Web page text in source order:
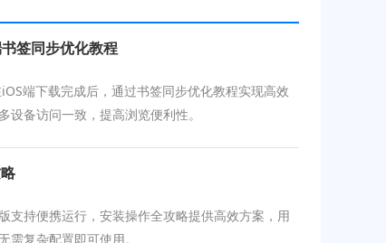
签同步优化教程
端下载完成后，通过书签同步优化教程实现高效
设备访问一致，提高浏览便利性。
支持便携运行，安装操作全攻略提供高效方案，用
需复杂配置即可使用。